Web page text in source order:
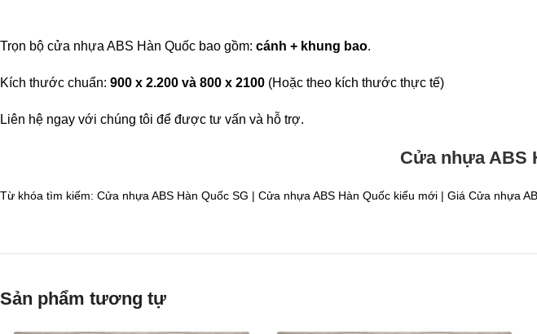
Trọn bộ cửa nhựa ABS Hàn Quốc bao gồm: cánh + khung bao.
Kích thước chuẩn: 900 x 2.200 và 800 x 2100 (Hoặc theo kích thước thực tế)
Liên hệ ngay với chúng tôi để được tư vấn và hỗ trợ.
Cửa nhựa ABS
Từ khóa tìm kiếm: Cửa nhựa ABS Hàn Quốc SG | Cửa nhựa ABS Hàn Quốc kiểu mới | Giá Cửa nhựa
Sản phẩm tương tự